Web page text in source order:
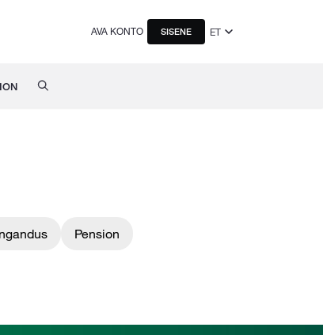
AVA KONTO SISENE ET
Pension